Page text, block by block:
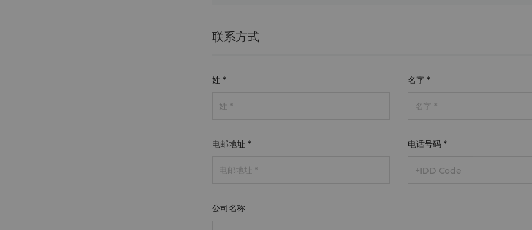
联系方式
姓 * 名字 *
电邮地址 * 电话号码 *
+IDD Code
公司名称